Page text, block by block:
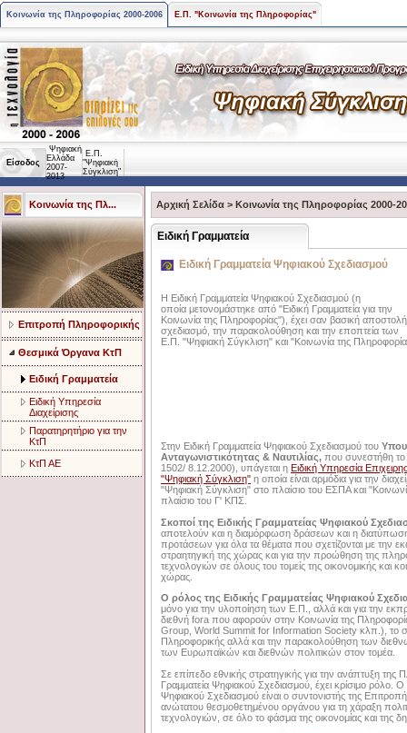
Κοινωνία της Πληροφορίας 2000-2006 Ε.Π. "Κοινωνία της Πληροφορίας"
Είσοδος
Ψηφιακή
Ελλάδα
2007-
2013
Ε.Π.
"Ψηφιακή
Σύγκλιση"
Κοινωνία της Πλ...
Επιτροπή Πληροφορικής
Θεσμικά Όργανα ΚτΠ
Ειδική Γραμματεία
Ειδική Υπηρεσία
Διαχείρισης
Παρατηρητήριο για την
ΚτΠ
ΚτΠ ΑΕ
Αρχική Σελίδα > Κοινωνία της Πληροφορίας 2000-
Ειδική Γραμματεία
Ειδική Γραμματεία Ψηφιακού Σχεδιασμού
Η Ειδική Γραμματεία Ψηφιακού Σχεδιασμού (η
οποία μετονομάστηκε από "Ειδική Γραμματεία για την
Κοινωνία της Πληροφορίας"), έχει σαν βασική
σχεδιασμό, την παρακολούθηση και την εποπτεία των
Ε.Π. "Ψηφιακή Σύγκλιση" και "Κοινωνία της
Στην Ειδική Γραμματεία Ψηφιακού Σχεδιασμού του
Ανταγωνιστικότητας & Ναυτιλίας, που συνεστήθη
1502/ 8.12.2000), υπάγεται η Ειδική Υπηρεσία
"Ψηφιακή Σύγκλιση" η οποία είναι αρμόδια για την
"Ψηφιακή Σύγκλιση" στο πλαίσιο του ΕΣΠΑ και
πλαίσιο του Γ' ΚΠΣ.
Σκοποί της Ειδικής Γραμματείας Ψηφιακού
αποτελούν και η διαμόρφωση δράσεων και η
προτάσεων για όλα τα θέματα που σχετίζονται με την
στραητηγική της χώρας και για την προώθηση της
τεχνολογιών σε όλους του τομείς της οικονομικής και
χώρας.
Ο ρόλος της Ειδικής Γραμματείας Ψηφιακού
μόνο για την υλοποίηση των Ε.Π., αλλά και για την
διεθνή fora που αφορούν στην Κοινωνία της
Group, World Summit for Information Society κλπ.), το
Πληροφορικής αλλά και την παρακολούθηση των
των Ευρωπαϊκών και διεθνών πολιτικών στον τομέα.
Σε επίπεδο εθνικής στρατηγικής για την ανάπτυξη της
Γραμματεία Ψηφιακού Σχεδιασμού, έχει κρίσιμο ρόλο. Ο
Ψηφιακού Σχεδιασμού είναι ο συντονιστής της
ανώτατου θεσμοθετημένου οργάνου για τη χάραξη
τεχνολογιών, σε όλο το φάσμα της οικονομίας και της